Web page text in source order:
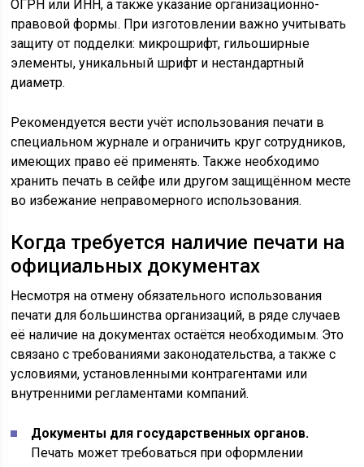
ОГРН или ИНН, а также указание организационно-
правовой формы. При изготовлении важно учитывать
защиту от подделки: микрошрифт, гильоширные
элементы, уникальный шрифт и нестандартный
диаметр.
Рекомендуется вести учёт использования печати в
специальном журнале и ограничить круг сотрудников,
имеющих право её применять. Также необходимо
хранить печать в сейфе или другом защищённом месте
во избежание неправомерного использования.
Когда требуется наличие печати на
официальных документах
Несмотря на отмену обязательного использования
печати для большинства организаций, в ряде случаев
её наличие на документах остаётся необходимым. Это
связано с требованиями законодательства, а также с
условиями, установленными контрагентами или
внутренними регламентами компаний.
Документы для государственных органов.
Печать может требоваться при оформлении